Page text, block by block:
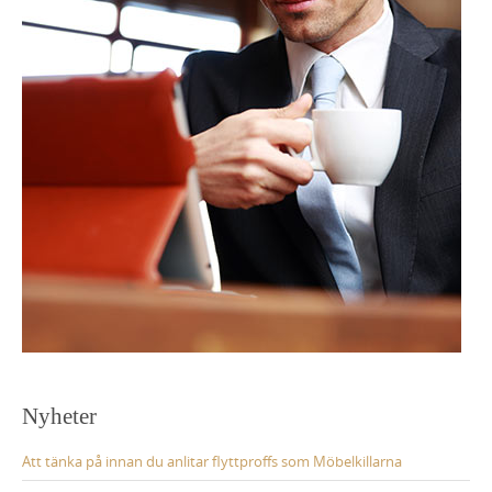
Nyheter
Att tänka på innan du anlitar flyttproffs som Möbelkillarna